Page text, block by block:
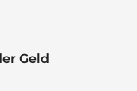
Geld